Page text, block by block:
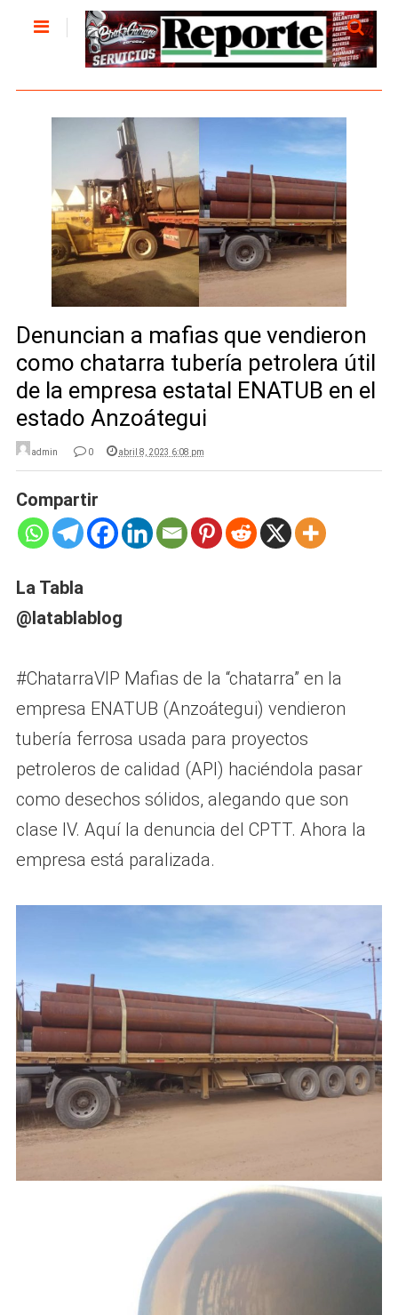
Denuncian a mafias que vendieron
como chatarra tubería petrolera útil
de la empresa estatal ENATUB en el
estado Anzoátegui
admin 0 abril 8, 2023 6:08 pm
Compartir
La Tabla
@latablablog
#ChatarraVIP Mafias de la “chatarra” en la
empresa ENATUB (Anzoátegui) vendieron
tubería ferrosa usada para proyectos
petroleros de calidad (API) haciéndola pasar
como desechos sólidos, alegando que son
clase IV. Aquí la denuncia del CPTT. Ahora la
empresa está paralizada.